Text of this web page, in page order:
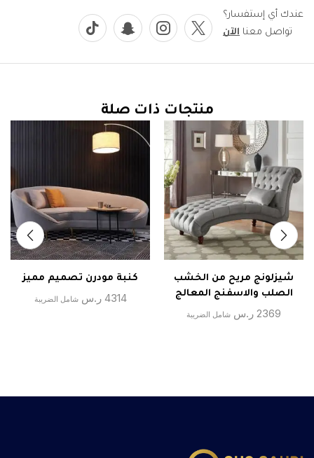
عندك أي إستفسار؟
تواصل معنا الآن
منتجات ذات صلة
شيزلونج مريح من الخشب
الصلب والاسفنج المعالج
2369 ر.س شامل الضريبة
كنبة مودرن تصميم مميز
4314 ر.س شامل الضريبة